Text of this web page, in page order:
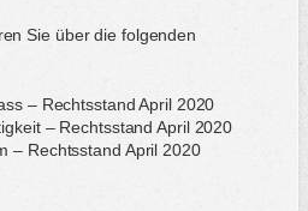
Sie über die folgenden
– Rechtsstand April 2020
– Rechtsstand April 2020
– Rechtsstand April 2020